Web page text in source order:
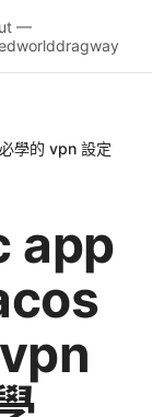
—
學的 vpn 設定
app